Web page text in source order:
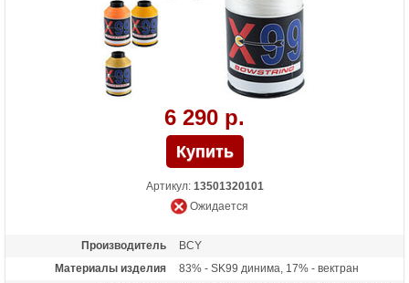
6 290 р.
Артикул: 13501320101
Ожидается
Производитель
BCY
Материалы изделия
83% - SK99 динима, 17% - вектран